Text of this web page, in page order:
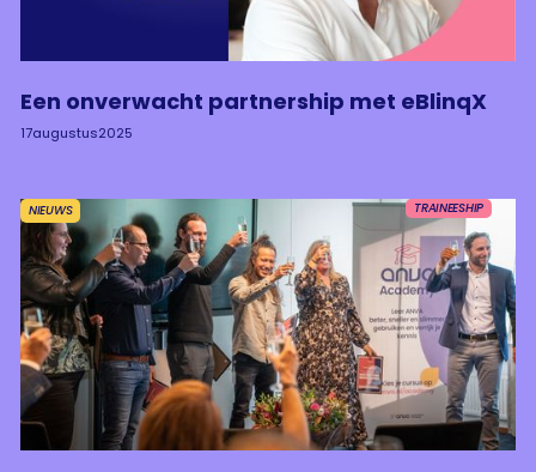
Een onverwacht partnership met eBlinqX
17augustus2025
TRAINEESHIP
NIEUWS